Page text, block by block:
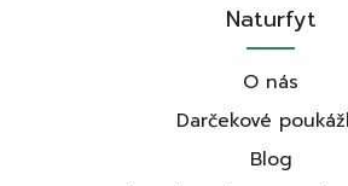
Naturfyt
O nás
Darčekové
Blog